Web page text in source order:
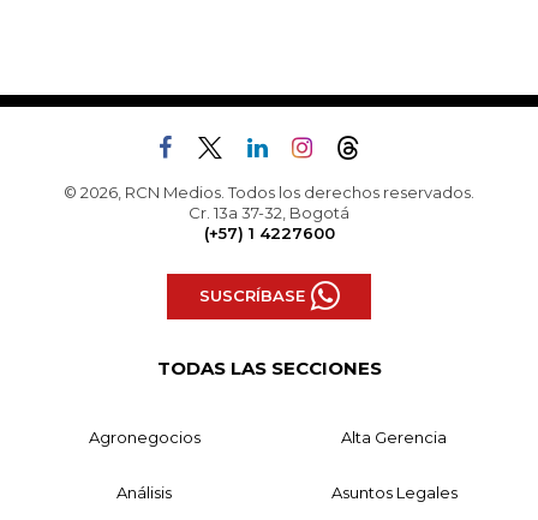
© 2026, RCN Medios. Todos los derechos reservados.
Cr. 13a 37-32, Bogotá
(+57) 1 4227600
SUSCRÍBASE
TODAS LAS SECCIONES
Agronegocios Alta Gerencia
Análisis Asuntos Legales